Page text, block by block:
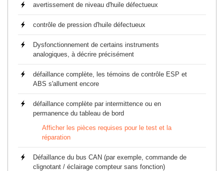
avertissement de niveau d'huile défectueux
contrôle de pression d'huile défectueux
Dysfonctionnement de certains instruments
analogiques, à décrire précisément
défaillance complète, les témoins de contrôle ESP et
ABS s'allument encore
défaillance complète par intermittence ou en
permanence du tableau de bord
Afficher les pièces requises pour le test et la
réparation
Défaillance du bus CAN (par exemple, commande de
clignotant / éclairage compteur sans fonction)